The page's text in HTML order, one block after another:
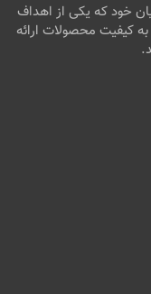
خود که یکی از اهداف
کیفیت محصولات ارائه